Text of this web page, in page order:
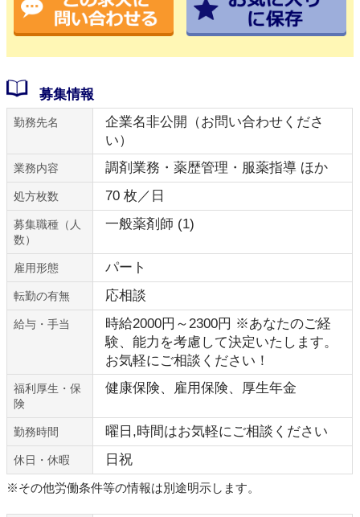
募集情報
勤務先名
企業名非公開（お問い合わせくださ
い）
業務内容 調剤業務・薬歴管理・服薬指導 ほか
処方枚数 70 枚／日
募集職種（人
数）
一般薬剤師 (1)
雇用形態 パート
転勤の有無 応相談
給与・手当
時給2000円～2300円 ※あなたのご経
験、能力を考慮して決定いたします。
お気軽にご相談ください！
福利厚生・保
険
健康保険、雇用保険、厚生年金
勤務時間 曜日,時間はお気軽にご相談ください
休日・休暇 日祝
※その他労働条件等の情報は別途明示します。